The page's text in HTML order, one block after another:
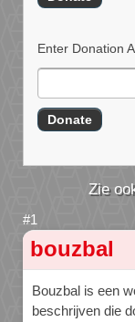
Enter Donation
bouzbal
Bouzbal is een
beschrijven die